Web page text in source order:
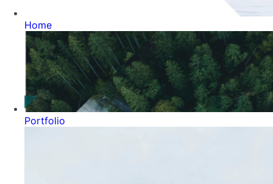
Home
Portfolio